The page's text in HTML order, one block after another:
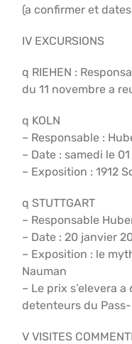
(a confirmer et
IV EXCURSIONS
q RIEHEN :
du 11 novembre a
q KOLN
– Responsable :
– Date : samedi le
– Exposition : 1912
q STUTTGART
– Responsable
– Date : 20 janvier
– Exposition : le
Nauman
– Le prix s’elevera
detenteurs du
V VISITES